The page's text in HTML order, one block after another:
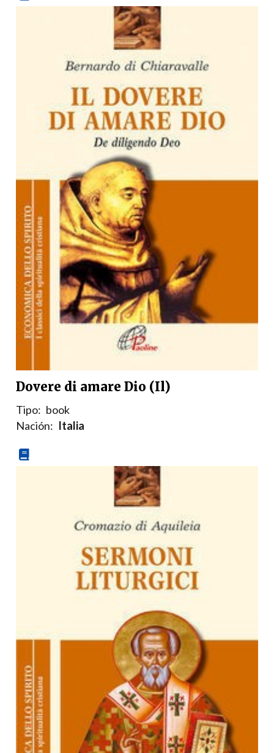
Dovere di amare Dio (Il)
Tipo: book
Nación: Italia